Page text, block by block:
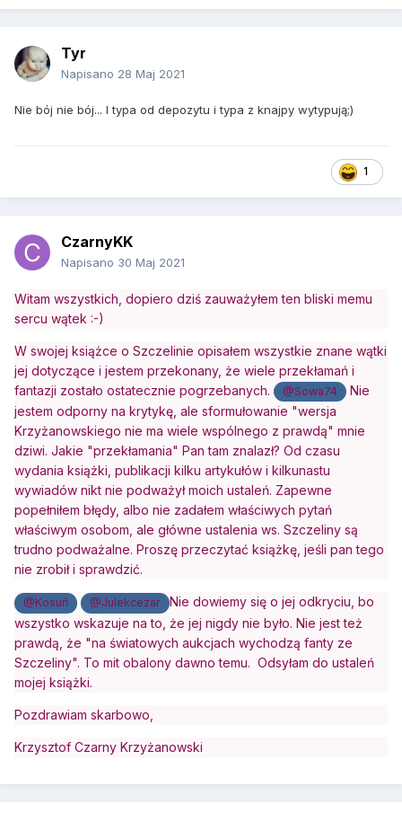
Tyr
Napisano 28 Maj 2021
Nie bój nie bój... I typa od depozytu i typa z knajpy wytypują;)
1
CzarnyKK
Napisano 30 Maj 2021
Witam wszystkich, dopiero dziś zauważyłem ten bliski memu
sercu wątek :-)
W swojej książce o Szczelinie opisałem wszystkie znane wątki
jej dotyczące i jestem przekonany, że wiele przekłamań i
fantazji zostało ostatecznie pogrzebanych.
@Sowa74
Nie
jestem odporny na krytykę, ale sformułowanie "wersja
Krzyżanowskiego nie ma wiele wspólnego z prawdą" mnie
dziwi. Jakie "przekłamania" Pan tam znalazł? Od czasu
wydania książki, publikacji kilku artykułów i kilkunastu
wywiadów nikt nie podważył moich ustaleń. Zapewne
popełniłem błędy, albo nie zadałem właściwych pytań
właściwym osobom, ale główne ustalenia ws. Szczeliny są
trudno podważalne. Proszę przeczytać książkę, jeśli pan tego
nie zrobił i sprawdzić.
@Kosuń @Julekcezar
Nie dowiemy się o jej odkryciu, bo
wszystko wskazuje na to, że jej nigdy nie było. Nie jest też
prawdą, że "na światowych aukcjach wychodzą fanty ze
Szczeliny". To mit obalony dawno temu. Odsyłam do ustaleń
mojej książki.
Pozdrawiam skarbowo,
Krzysztof Czarny Krzyżanowski